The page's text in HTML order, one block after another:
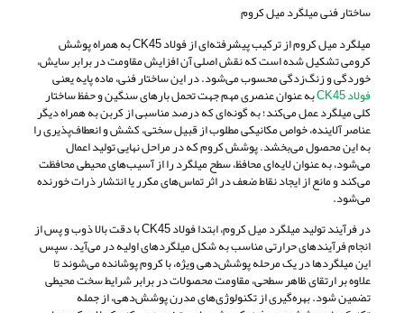
ساختار فنی میلگرد میل کروم
میلگرد میل کروم از ترکیب پیشرفته‌ای از فولاد CK45 به همراه پوشش
کرومی تشکیل شده است که نقش اصلی آن افزایش مقاومت در برابر سایش،
خوردگی و زنگ‌زدگی محسوب می‌شود. در این ساختار فنی، ماده پایه یعنی
فولاد CK45 به عنوان عنصری مهم جهت تحمل بارهای سنگین و حفظ ساختار
کلی میلگرد عمل می‌کند؛ به گونه‌ای که درصد مناسبی از کربن به همراه دیگر
عناصر آلاینده، خواص مکانیکی مطلوب از قبیل سختی، کشش و انعطاف‌پذیری را
به این محصول می‌بخشد. پوشش کروم که در مراحل نهایی تولید اعمال
می‌شود، به عنوان لایه‌ای محافظ، سطح میلگرد را از آسیب‌های محیطی محافظت
می‌کند و مانع از ایجاد نقاط ضعف در اثر تماس‌های مکرر یا انتشار ذرات خورنده
می‌شود.
در فرآیند تولید میلگرد میل کروم، ابتدا فولاد CK45 با دقت بالا ذوب و پس از
انجام فرآیندهای حرارتی مناسب به شکل میلگردهای اولیه در می‌آید. سپس
این میلگردها در یک مرحله پوشش‌دهی ویژه، با کروم پوشانده می‌شوند تا
علاوه بر ارتقای ظاهر سطحی، مقاومت محصولات در برابر شرایط سخت محیطی
تضمین شود. بهره‌گیری از تکنولوژی‌های مدرن پوشش‌دهی، از جمله